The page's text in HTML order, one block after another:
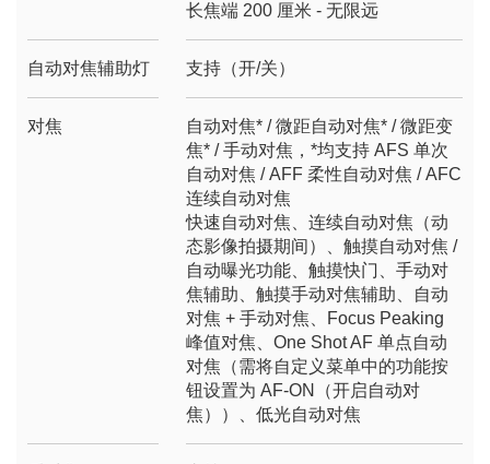
长焦端 200 厘米 - 无限远
自动对焦辅助灯 支持（开/关）
对焦
自动对焦* / 微距自动对焦* / 微距变
焦* / 手动对焦，*均支持 AFS 单次
自动对焦 / AFF 柔性自动对焦 / AFC
连续自动对焦
快速自动对焦、连续自动对焦（动
态影像拍摄期间）、触摸自动对焦 /
自动曝光功能、触摸快门、手动对
焦辅助、触摸手动对焦辅助、自动
对焦 + 手动对焦、Focus Peaking
峰值对焦、One Shot AF 单点自动
对焦（需将自定义菜单中的功能按
钮设置为 AF-ON（开启自动对
焦））、低光自动对焦